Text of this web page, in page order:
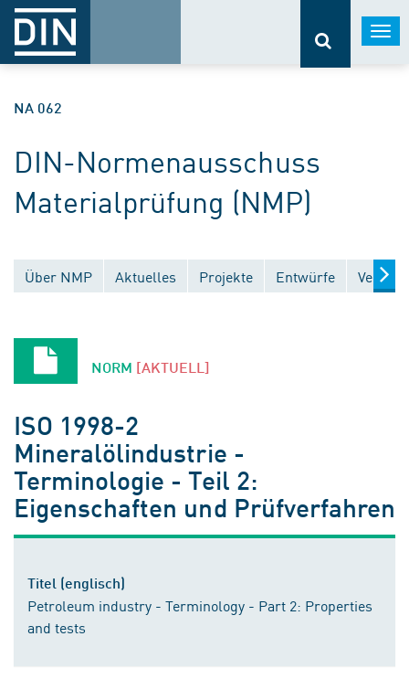
NA 062
DIN-Normenausschuss
Materialprüfung (NMP)
Über NMP Aktuelles Projekte Entwürfe
NORM [AKTUELL]
ISO 1998-2
Mineralölindustrie -
Terminologie - Teil 2:
Eigenschaften und Prüfverfahren
Titel (englisch)
Petroleum industry - Terminology - Part 2: Properties
and tests